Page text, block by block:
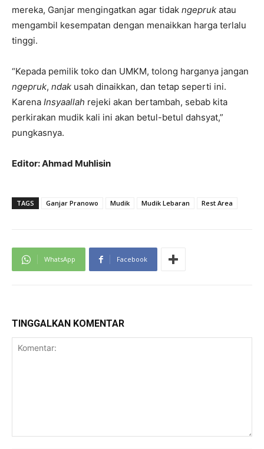
mereka, Ganjar mengingatkan agar tidak ngepruk atau
mengambil kesempatan dengan menaikkan harga terlalu
tinggi.
“Kepada pemilik toko dan UMKM, tolong harganya jangan
ngepruk, ndak usah dinaikkan, dan tetap seperti ini.
Karena Insyaallah rejeki akan bertambah, sebab kita
perkirakan mudik kali ini akan betul-betul dahsyat,”
pungkasnya.
Editor: Ahmad Muhlisin
TAGS Ganjar Pranowo Mudik Mudik Lebaran Rest Area
WhatsApp Facebook
TINGGALKAN KOMENTAR